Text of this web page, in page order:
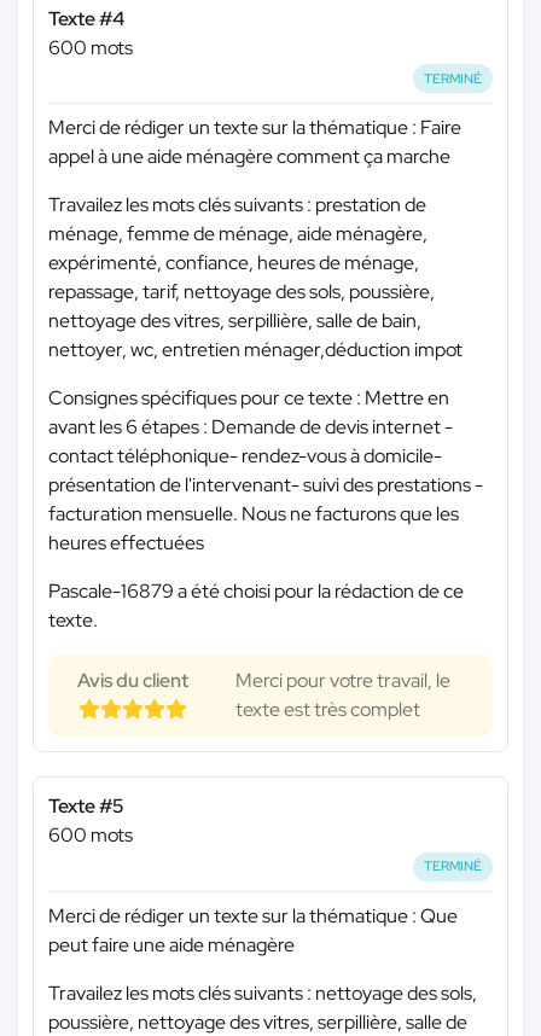
Texte #4
600 mots
TERMINÉ
Merci de rédiger un texte sur la thématique : Faire
appel à une aide ménagère comment ça marche
Travailez les mots clés suivants : prestation de
ménage, femme de ménage, aide ménagère,
expérimenté, confiance, heures de ménage,
repassage, tarif, nettoyage des sols, poussière,
nettoyage des vitres, serpillière, salle de bain,
nettoyer, wc, entretien ménager,déduction impot
Consignes spécifiques pour ce texte : Mettre en
avant les 6 étapes : Demande de devis internet -
contact téléphonique- rendez-vous à domicile-
présentation de l'intervenant- suivi des prestations -
facturation mensuelle. Nous ne facturons que les
heures effectuées
Pascale-16879 a été choisi pour la rédaction de ce
texte.
Avis du client
Merci pour votre travail, le
texte est très complet
Texte #5
600 mots
TERMINÉ
Merci de rédiger un texte sur la thématique : Que
peut faire une aide ménagère
Travailez les mots clés suivants : nettoyage des sols,
poussière, nettoyage des vitres, serpillière, salle de